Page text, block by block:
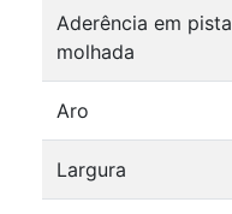
Aderência em pista
molhada
Aro
Largura